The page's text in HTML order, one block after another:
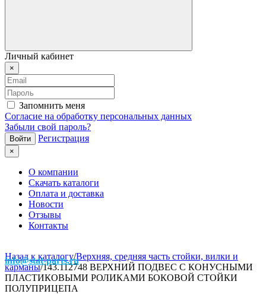
Личный кабинет
×
Запомнить меня
Согласие на обработку персональных данных
Забыли свой пароль?
Регистрация
×
О компании
Скачать каталоги
Оплата и доставка
Новости
Отзывы
Контакты
info@stat-parts.ru
Назад к каталогу/Верхняя, средняя часть стойки, вилки и
карманы/143.112748 ВЕРХНИЙ ПОДВЕС С КОНУСНЫМИ
ПЛАСТИКОВЫМИ РОЛИКАМИ БОКОВОЙ СТОЙКИ
ПОЛУПРИЦЕПА